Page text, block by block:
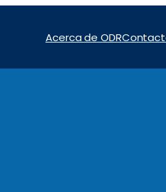
Acerca de ODR